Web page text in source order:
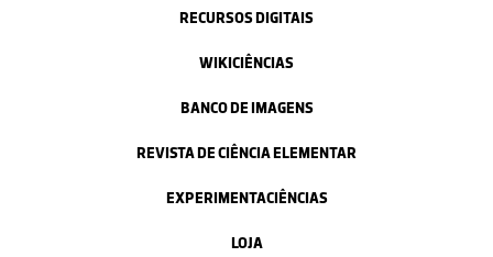
RECURSOS DIGITAIS
WIKICIÊNCIAS
BANCO DE IMAGENS
REVISTA DE CIÊNCIA ELEMENTAR
EXPERIMENTACIÊNCIAS
LOJA